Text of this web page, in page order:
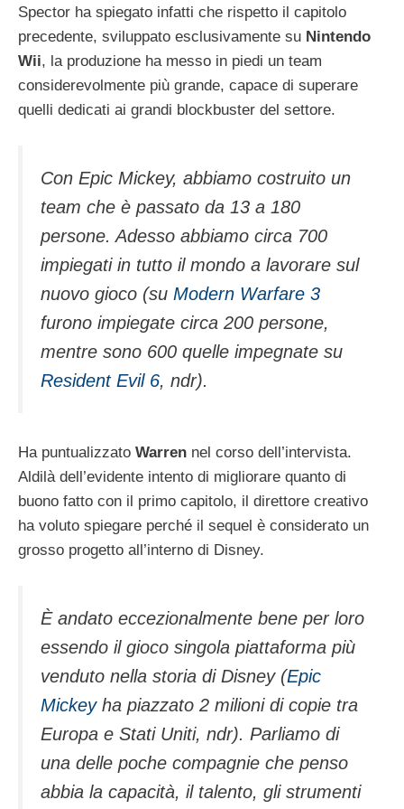
Spector ha spiegato infatti che rispetto il capitolo
precedente, sviluppato esclusivamente su Nintendo
Wii, la produzione ha messo in piedi un team
considerevolmente più grande, capace di superare
quelli dedicati ai grandi blockbuster del settore.
Con Epic Mickey, abbiamo costruito un
team che è passato da 13 a 180
persone. Adesso abbiamo circa 700
impiegati in tutto il mondo a lavorare sul
nuovo gioco (su Modern Warfare 3
furono impiegate circa 200 persone,
mentre sono 600 quelle impegnate su
Resident Evil 6, ndr).
Ha puntualizzato Warren nel corso dell’intervista.
Aldilà dell’evidente intento di migliorare quanto di
buono fatto con il primo capitolo, il direttore creativo
ha voluto spiegare perché il sequel è considerato un
grosso progetto all’interno di Disney.
È andato eccezionalmente bene per loro
essendo il gioco singola piattaforma più
venduto nella storia di Disney (Epic
Mickeyha piazzato 2 milioni di copie tra
Europa e Stati Uniti, ndr). Parliamo di
una delle poche compagnie che penso
abbia la capacità, il talento, gli strumenti